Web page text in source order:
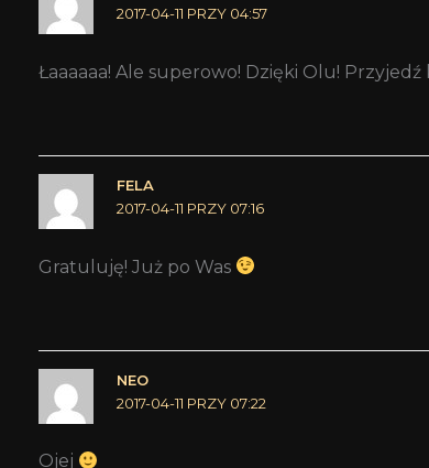
2017-04-11 PRZY 04:57
Łaaaaaa! Ale superowo! Dzięki Olu!
FELA
2017-04-11 PRZY 07:16
Gratuluję! Już po Was
NEO
2017-04-11 PRZY 07:22
Ojej